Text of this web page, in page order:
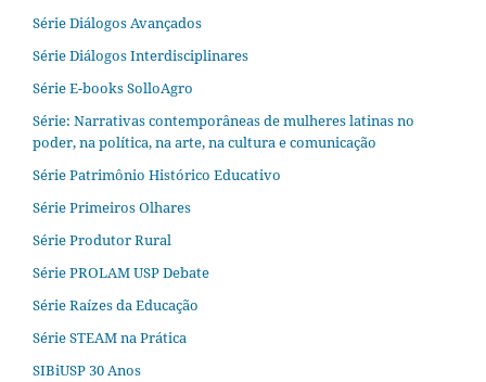
Série Diálogos Avançados
Série Diálogos Interdisciplinares
Série E-books SolloAgro
Série: Narrativas contemporâneas de mulheres latinas no
poder, na política, na arte, na cultura e comunicação
Série Patrimônio Histórico Educativo
Série Primeiros Olhares
Série Produtor Rural
Série PROLAM USP Debate
Série Raízes da Educação
Série STEAM na Prática
SIBiUSP 30 Anos